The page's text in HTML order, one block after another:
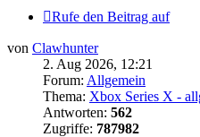
Rufe den Beitrag auf
von Clawhunter
2. Aug 2026, 12:21
Forum: Allgemein
Thema: Xbox Series X -
Antworten: 562
Zugriffe: 787982